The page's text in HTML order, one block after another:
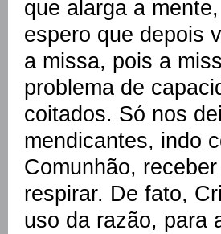
que alarga a
espero que depois
a missa, pois a
problema de
coitados. Só nos
mendicantes, indo
Comunhão,
respirar. De fato,
uso da razão, para